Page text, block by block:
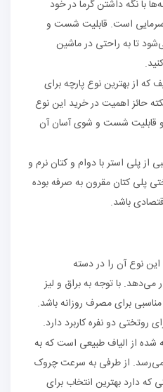
با نگه داشتن گرما در خود
سرمایی است. قابلیت شست و
تا به راحتی در ماشین
که از بهترین نوع پارچه برای
حائز اهمیت در خرید این نوع
و قابلیت شست و شوی آسان آن
از پلی استر با دوام و کتان نرم و
پلی کتان مقرون به صرفه بوده
باشد.
نوع آن را در دسته
با توجه به براق و لیز
برای مصرف روزانه باشد.
روتختی دو نفره کاربرد دارد.
شده از الیاف طبیعی است که به
از طرفی به سرعت چروک
دارد بهترین انتخاب برای